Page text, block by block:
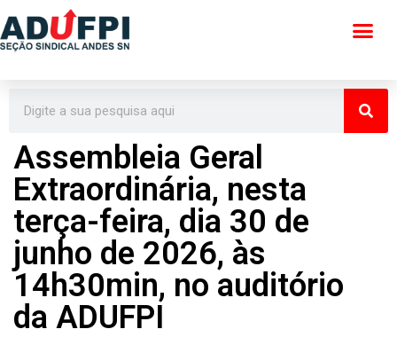
Pular
conteúdo
Assembleia Geral
Extraordinária, nesta
terça-feira, dia 30 de
junho de 2026, às
14h30min, no auditório
da ADUFPI